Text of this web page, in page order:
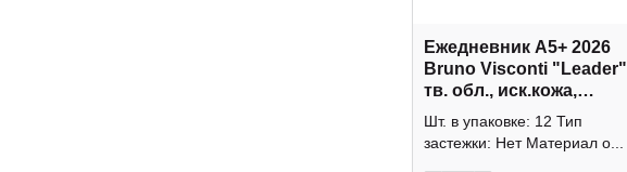
Ежедневник А5+ 2026
Bruno Visconti "Leader"
тв. обл., иск.кожа,
зеленый 3-126/02
Шт. в упаковке: 12 Тип
застежки: Нет Материал о...